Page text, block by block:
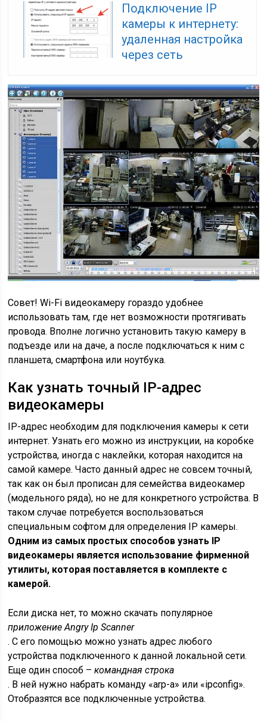
Подключение IP
камеры к интернету:
удаленная настройка
через сеть
Совет! Wi-Fi видеокамеру гораздо удобнее
использовать там, где нет возможности протягивать
провода. Вполне логично установить такую камеру в
подъезде или на даче, а после подключаться к ним с
планшета, смартфона или ноутбука.
Как узнать точный IP-адрес
видеокамеры
IP-адрес необходим для подключения камеры к сети
интернет. Узнать его можно из инструкции, на коробке
устройства, иногда с наклейки, которая находится на
самой камере. Часто данный адрес не совсем точный,
так как он был прописан для семейства видеокамер
(модельного ряда), но не для конкретного устройства. В
таком случае потребуется воспользоваться
специальным софтом для определения IP камеры.
Одним из самых простых способов узнать IP
видеокамеры является использование фирменной
утилиты, которая поставляется в комплекте с
камерой.
Если диска нет, то можно скачать популярное
приложение Angry Ip Scanner
. С его помощью можно узнать адрес любого
устройства подключенного к данной локальной сети.
Еще один способ –командная строка
. В ней нужно набрать команду «arp-a» или «ipconfig».
Отобразятся все подключенные устройства.